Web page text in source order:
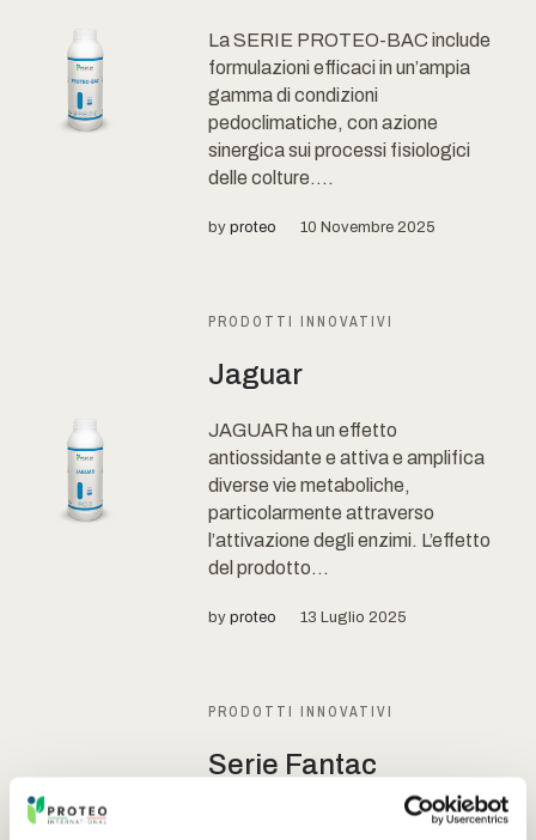
La SERIE PROTEO-BAC include
formulazioni efficaci in un’ampia
gamma di condizioni
pedoclimatiche, con azione
sinergica sui processi fisiologici
delle colture....
byproteo 10 Novembre 2025
PRODOTTI INNOVATIVI
Jaguar
JAGUAR ha un effetto
antiossidante e attiva e amplifica
diverse vie metaboliche,
particolarmente attraverso
l’attivazione degli enzimi. L’effetto
del prodotto...
byproteo 13 Luglio 2025
PRODOTTI INNOVATIVI
Serie Fantac
La SERIE FANTAC include